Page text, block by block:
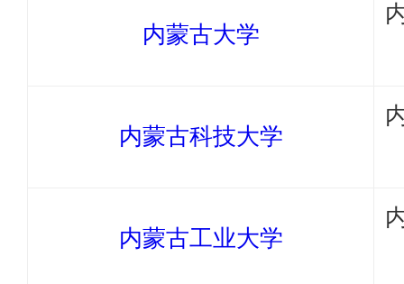
内蒙古大学
内蒙古科技大学
内蒙古工业大学